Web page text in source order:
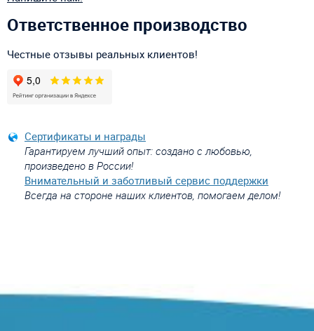
Ответственное производство
Честные отзывы реальных клиентов!
Сертификаты и награды
Гарантируем лучший опыт: создано с любовью,
произведено в России!
Внимательный и заботливый сервис поддержки
Всегда на стороне наших клиентов, помогаем делом!